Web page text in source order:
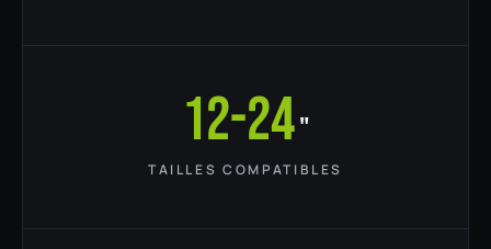
12-24"
TAILLES COMPATIBLES